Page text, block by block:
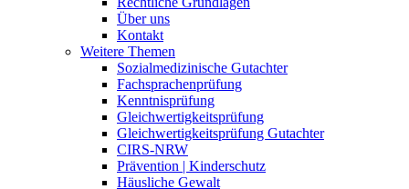
Über uns
Kontakt
Weitere Themen
Sozialmedizinische Gutachter
Fachsprachenprüfung
Kenntnisprüfung
Gleichwertigkeitsprüfung
Gleichwertigkeitsprüfung Gutachter
CIRS-NRW
Prävention | Kinderschutz
Häusliche Gewalt